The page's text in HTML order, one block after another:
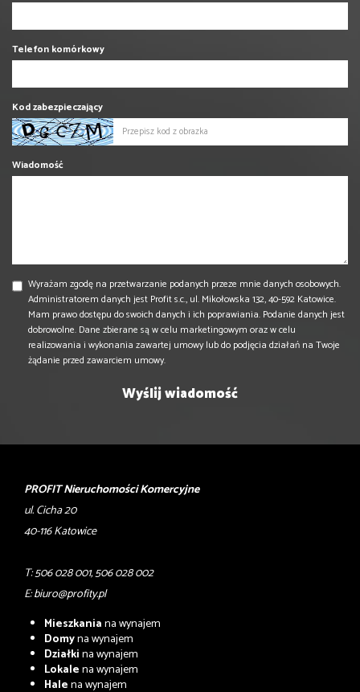
Telefon komórkowy
Kod zabezpieczający
Wiadomość
Wyrażam zgodę na przetwarzanie podanych przeze mnie danych osobowych.
Administratorem danych jest Profit s.c., ul. Mikołowska 132, 40-592 Katowice.
Mam prawo dostępu do swoich danych i ich poprawiania. Podanie danych jest
dobrowolne. Dane zbierane są w celu marketingowym oraz w celu
realizowania i wykonania zawartej umowy lub do podjęcia działań na Twoje
żądanie przed zawarciem umowy.
PROFIT Nieruchomości Komercyjne
ul. Cicha 20
40-116 Katowice
T: 506 028 001, 506 028 002
E:biuro@profity.pl
Mieszkaniana wynajem
Domyna wynajem
Działkina wynajem
Lokalena wynajem
Halena wynajem